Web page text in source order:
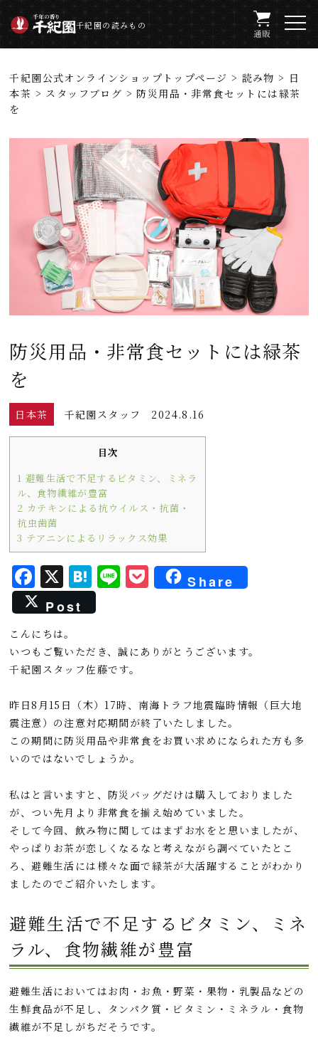
千紀園の読みもの
千紀園公式オンラインショップトップページ > 読み物 > 日
本茶 > スタッフブログ > 防災用品・非常食セットには緑茶
を
防災用品・非常食セットには緑茶
を
日本茶 千紀園スタッフ 2024.8.16
目次
1 避難生活で不足するビタミン、ミネラ
ル、食物繊維が豊富
2 カテキンによる抗ウイルス・抗菌・
抗虫歯菌
3 テアニンによるリラックス効果
F
a
c
e
b
o
k
X H
a
t
e
n
L
i
e
P
o
k
e
Share
Post
こんにちは。
いつもご覧いただき、誠にありがとうございます。
千紀園スタッフ佐藤です。
昨日8月15日（木）17時、南海トラフ地震臨時情報（巨大地
震注意）の注意対応期間が終了いたしました。
この期間に防災用品や非常食をお買い求めになられた方も多
いのではないでしょうか。
私はと言いますと、防災バッグだけは購入しておりました
が、つい先月より非常食を揃え始めていました。
そして今回、飲み物に関してはまずお水をと思いましたが、
やっぱりお茶が恋しくなるなと考えながら調べていたとこ
ろ、避難生活には様々な面で緑茶が大活躍することがわかり
ましたのでご紹介いたします。
避難生活で不足するビタミン、ミネ
ラル、食物繊維が豊富
避難生活においてはお肉・お魚・野菜・果物・乳製品などの
生鮮食品が不足し、タンパク質・ビタミン・ミネラル・食物
繊維が不足しがちだそうです。